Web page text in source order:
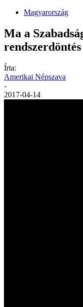
Magyarország
Ma a
rendszerdöntés
Írta:
Amerikai Népszava
-
2017-04-14